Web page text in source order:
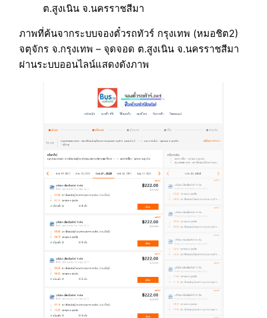
ต.สูงเนิน จ.นครราชสีมา
ภาพที่ค้นจากระบบจองตั๋วรถทัวร์ กรุงเทพ (หมอชิต2)
จตุจักร จ.กรุงเทพ – จุดจอด ต.สูงเนิน จ.นครราชสีมา
ผ่านระบบออนไลน์แสดงดังภาพ